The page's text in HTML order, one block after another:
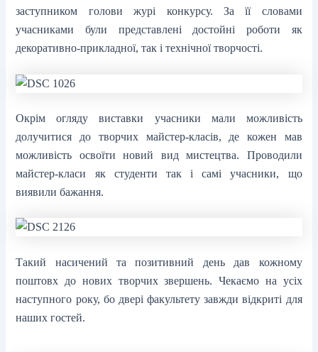
заступником голови журі конкурсу. За її словами
учасниками були представлені достойні роботи як
декоративно-прикладної, так і технічної творчості.
Окрім огляду виставки учасники мали можливість
долучитися до творчих майстер-класів, де кожен мав
можливість освоїти новий вид мистецтва. Проводили
майстер-класи як студенти так і самі учасники, що
виявили бажання.
Такий насичений та позитивний день дав кожному
поштовх до нових творчих звершень. Чекаємо на усіх
наступного року, бо двері факультету завжди відкриті для
наших гостей.